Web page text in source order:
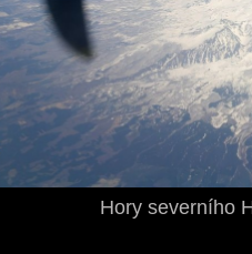
Hory severního